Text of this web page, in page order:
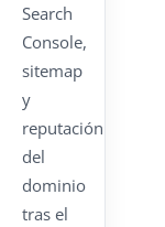
Search
Console,
sitemap
y
reputación
del
dominio
tras el